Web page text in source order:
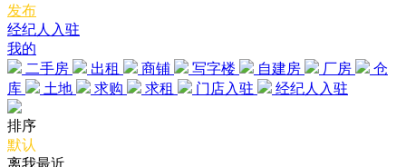
发布
经纪人入驻
我的
二手房
出租 商铺 写字楼 自建房 厂房
仓
库
土地 求购 求租 门店入驻 经纪人入驻
排序
默认
离我最近